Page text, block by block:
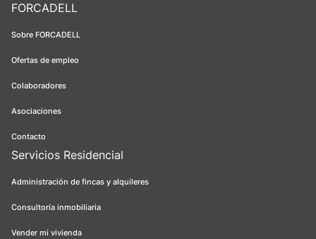
FORCADELL
Sobre FORCADELL
Ofertas de empleo
Colaboradores
Asociaciones
Contacto
Servicios Residencial
Administración de fincas y alquileres
Consultoría inmobiliaria
Vender mi vivienda